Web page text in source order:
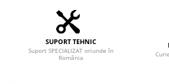
SUPORT TEHNIC
Suport SPECIALIZAT oriunde în
România